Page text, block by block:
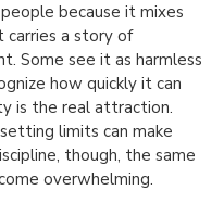
because it mixes
a story of
Some see it as harmless
how quickly it can
is the real attraction.
limits can make
though, the same
overwhelming.